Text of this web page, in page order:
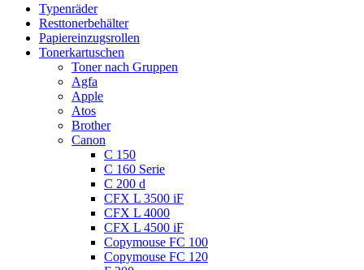
Typenräder
Resttonerbehälter
Papiereinzugsrollen
Tonerkartuschen
Toner nach Gruppen
Agfa
Apple
Atos
Brother
Canon
C 150
C 160 Serie
C 200 d
CFX L 3500 iF
CFX L 4000
CFX L 4500 iF
Copymouse FC 100
Copymouse FC 120